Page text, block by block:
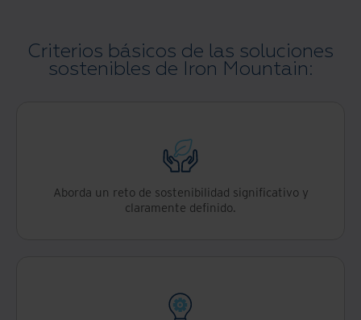
Criterios básicos de las soluciones
sostenibles de Iron Mountain:
Aborda un reto de sostenibilidad significativo y
claramente definido.